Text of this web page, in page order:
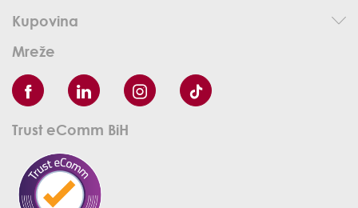
Kupovina
Mreže
Trust eComm BiH